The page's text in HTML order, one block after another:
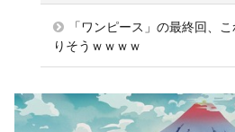
「ワンピース」の最終回、
りそうｗｗｗｗ